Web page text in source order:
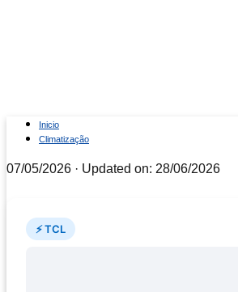
Inicio
Climatização
07/05/2026 · Updated on: 28/06/2026
⚡ TCL